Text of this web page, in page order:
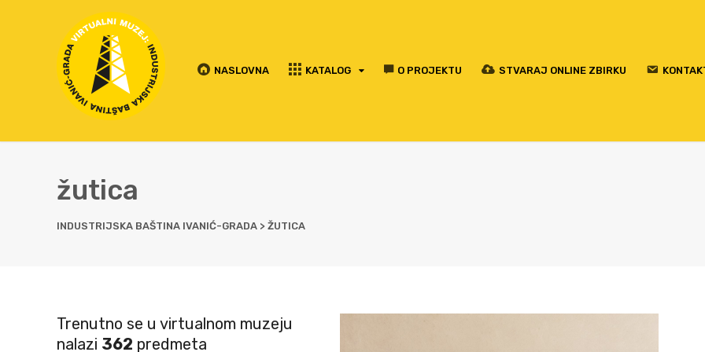
NASLOVNA KATALOG O PROJEKTU STVARAJ ONLINE ZBIRKU
žutica
INDUSTRIJSKA BAŠTINA IVANIĆ-GRADA > ŽUTICA
Trenutno se u virtualnom muzeju
nalazi 362 predmeta